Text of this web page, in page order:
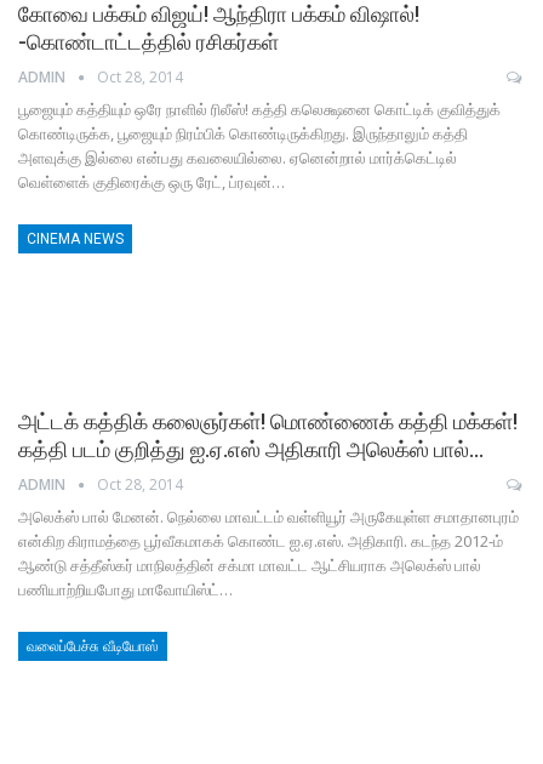
கோவை பக்கம் விஜய்! ஆந்திரா பக்கம் விஷால்!
-கொண்டாட்டத்தில் ரசிகர்கள்
ADMIN Oct 28, 2014
பூஜையும் கத்தியும் ஒரே நாளில் ரிலீஸ்! கத்தி கலெக்ஷனை கொட்டிக் குவித்துக்
கொண்டிருக்க, பூஜையும் நிரம்பிக் கொண்டிருக்கிறது. இருந்தாலும் கத்தி
அளவுக்கு இல்லை என்பது கவலையில்லை. ஏனென்றால் மார்க்கெட்டில்
வெள்ளைக் குதிரைக்கு ஒரு ரேட், ப்ரவுன்…
CINEMA NEWS
அட்டக் கத்திக் கலைஞர்கள்! மொண்ணைக் கத்தி மக்கள்!
கத்தி படம் குறித்து ஐ.ஏ.எஸ் அதிகாரி அலெக்ஸ் பால்…
ADMIN Oct 28, 2014
அலெக்ஸ் பால் மேனன். நெல்லை மாவட்டம் வள்ளியூர் அருகேயுள்ள சமாதானபுரம்
என்கிற கிராமத்தை பூர்வீகமாகக் கொண்ட ஐ.ஏ.எஸ். அதிகாரி. கடந்த 2012-ம்
ஆண்டு சத்தீஸ்கர் மாநிலத்தின் சக்மா மாவட்ட ஆட்சியராக அலெக்ஸ் பால்
பணியாற்றியபோது மாவோயிஸ்ட்…
வலைப்பேச்சு வீடியோஸ்